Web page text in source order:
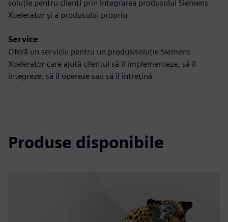
soluție pentru clienți prin integrarea produsului Siemens
Xcelerator și a produsului propriu
Service
Oferă un serviciu pentru un produs/soluție Siemens
Xcelerator care ajută clientul să îl implementeze, să îl
integreze, să îl opereze sau să îl întrețină
Produse disponibile